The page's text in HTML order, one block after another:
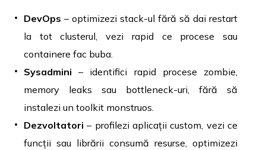
DevOps – optimizezi stack-ul fără să dai restart
la tot clusterul, vezi rapid ce procese sau
containere fac buba.
Sysadmini – identifici rapid procese zombie,
memory leaks sau bottleneck-uri, fără să
instalezi un toolkit monstruos.
Dezvoltatori – profilezi aplicații custom, vezi ce
funcții sau librării consumă resurse, optimizezi